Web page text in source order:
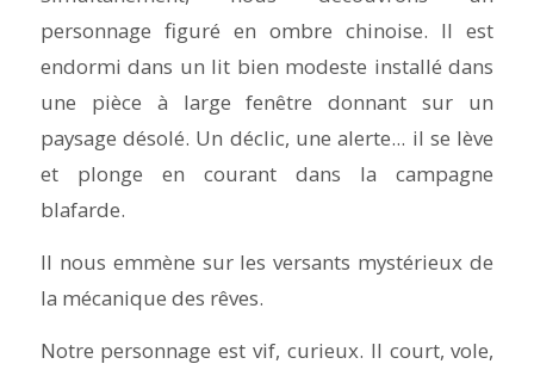
personnage figuré en ombre chinoise. Il est
endormi dans un lit bien modeste installé dans
une pièce à large fenêtre donnant sur un
paysage désolé. Un déclic, une alerte... il se lève
et plonge en courant dans la campagne
blafarde.
Il nous emmène sur les versants mystérieux de
la mécanique des rêves.
Notre personnage est vif, curieux. Il court, vole,